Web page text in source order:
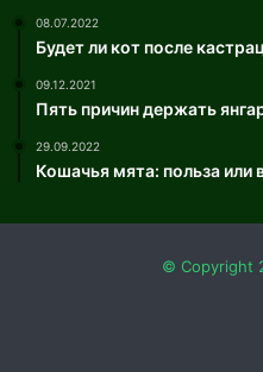
08.07.2022
Будет ли кот после
09.12.2021
Пять причин держать
29.09.2022
Кошачья мята: польза или
© Copyright